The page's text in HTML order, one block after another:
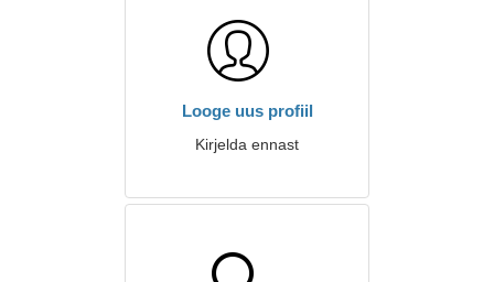
Looge uus profiil
Kirjelda ennast